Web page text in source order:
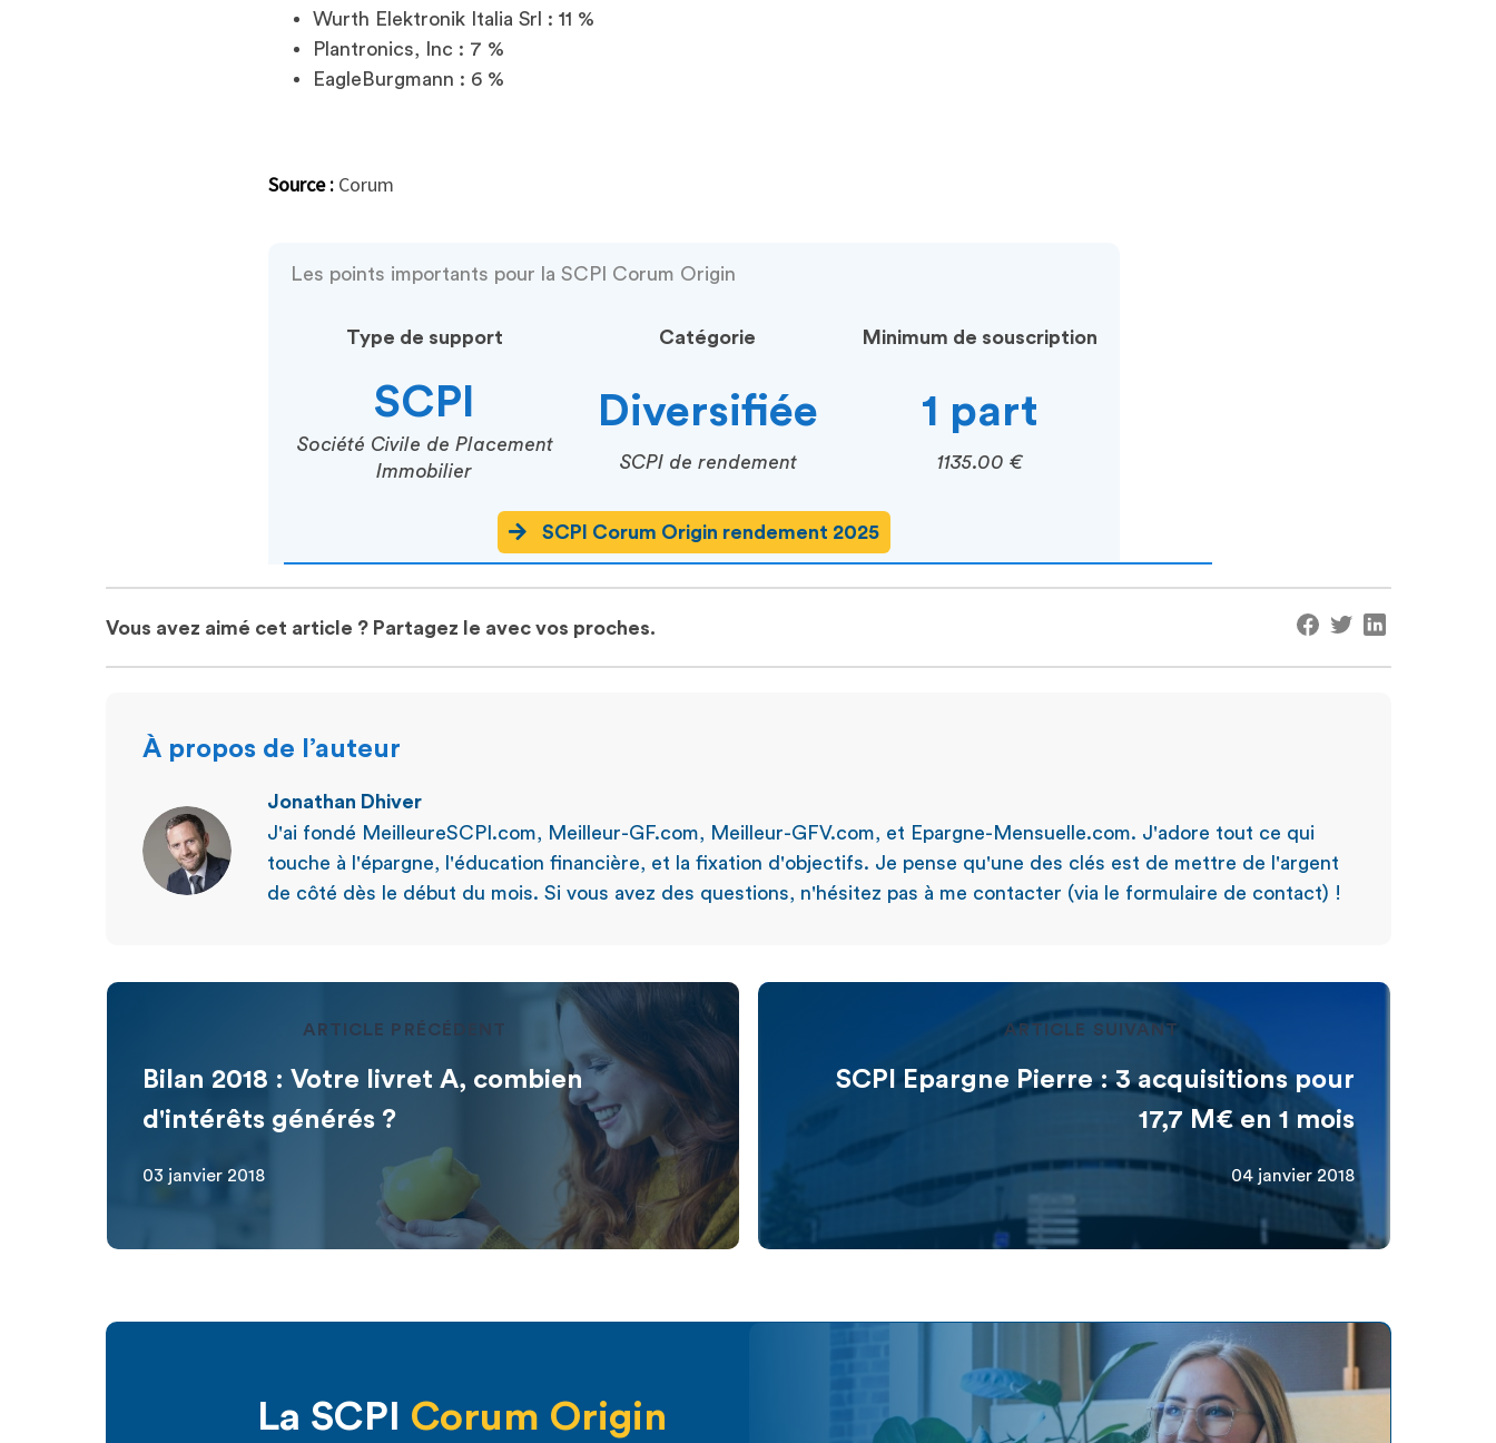
Wurth Elektronik Italia Srl : 11 %
Plantronics, Inc : 7 %
EagleBurgmann : 6 %
Source : Corum
Les points importants pour la SCPI Corum Origin
Type de support
SCPI
Société Civile de Placement
Immobilier
Catégorie
Diversifiée
SCPI de rendement
Minimum de souscription
1 part
1135.00 €
SCPI Corum Origin rendement 2025
Vous avez aimé cet article ? Partagez le avec vos proches.
À propos de l’auteur
Jonathan Dhiver
J'ai fondé MeilleureSCPI.com, Meilleur-GF.com, Meilleur-GFV.com, et Epargne-Mensuelle.com. J'adore tout ce qui
touche à l'épargne, l'éducation financière, et la fixation d'objectifs. Je pense qu'une des clés est de mettre de l'argent
de côté dès le début du mois. Si vous avez des questions, n'hésitez pas à me contacter (via le formulaire de contact) !
ARTICLE PRÉCÉDENT
Bilan 2018 : Votre livret A, combien
d'intérêts générés ?
03 janvier 2018
ARTICLE SUIVANT
SCPI Epargne Pierre : 3 acquisitions pour
17,7 M€ en 1 mois
04 janvier 2018
La SCPI Corum Origin